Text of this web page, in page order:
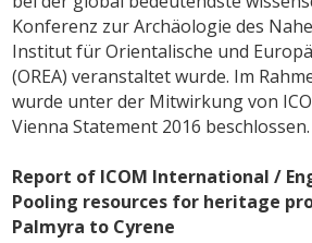
Konferenz zur Archäologie des
Institut für Orientalische und
(OREA) veranstaltet wurde. Im
wurde unter der Mitwirkung von
Vienna Statement 2016 beschlossen.
Report of ICOM International /
Pooling resources for heritage
Palmyra to Cyrene